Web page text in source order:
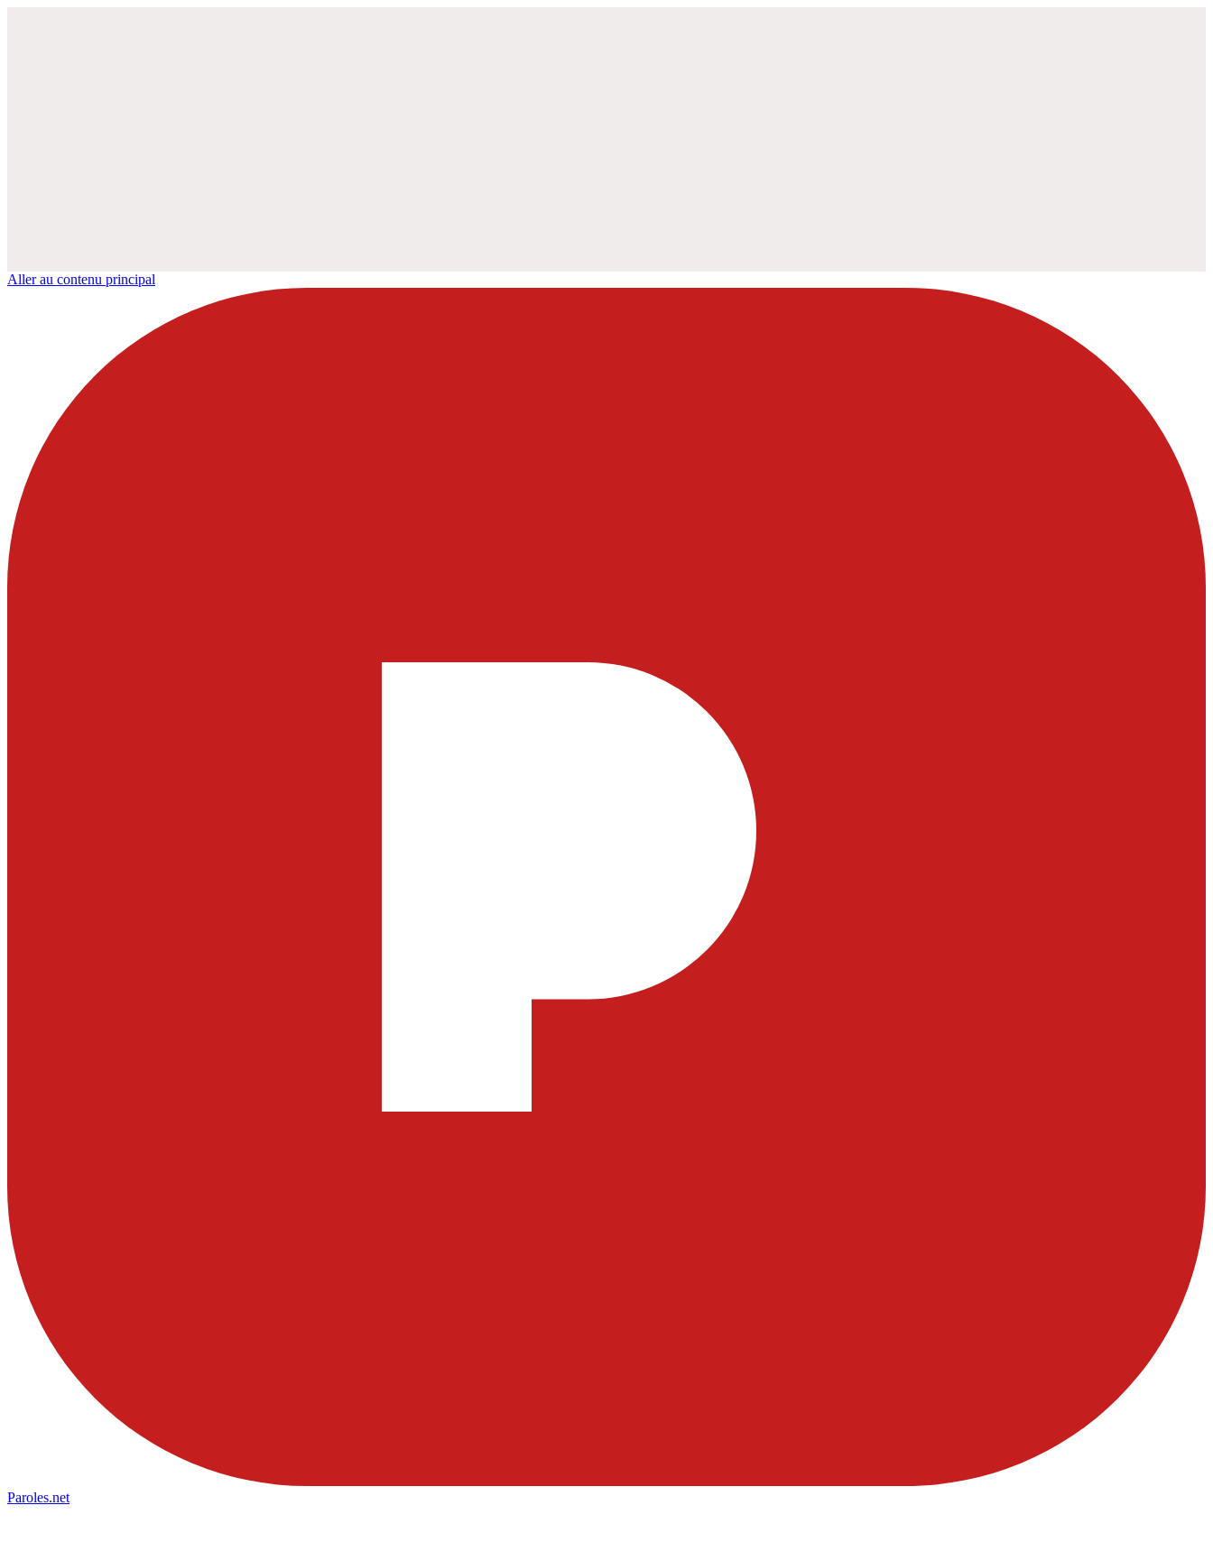
Aller au contenu principal
Paroles.net